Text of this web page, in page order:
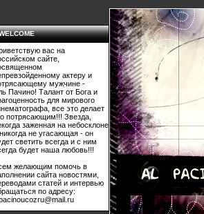
вас на
сайте,
актеру и
мужчине -
Пачино! Талант от Бога и
для мирового
все это делает
потрясающим!!! Звезда,
заженная на небосклоне
не угасающая - он
светить всегда и с ним
будет наша любовь!!!
желающим помочь в
сайта новостями,
статей и интервью
по адресу: